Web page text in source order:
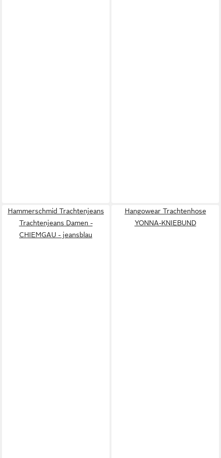
Hammerschmid Trachtenjeans
Trachtenjeans Damen -
CHIEMGAU - jeansblau
Hangowear Trachtenhose
YONNA-KNIEBUND